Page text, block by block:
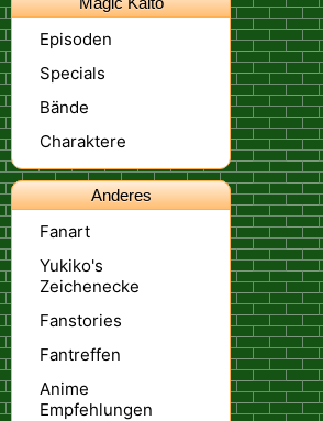
Episoden
Specials
Bände
Charaktere
Anderes
Fanart
Yukiko's
Zeichenecke
Fanstories
Fantreffen
Anime
Empfehlungen